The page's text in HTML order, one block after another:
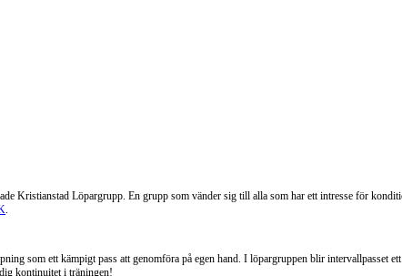
Kristianstad Löpargrupp. En grupp som vänder sig till alla som har ett intresse för
.
som ett kämpigt pass att genomföra på egen hand. I löpargruppen blir intervallpasset
kontinuitet i träningen!